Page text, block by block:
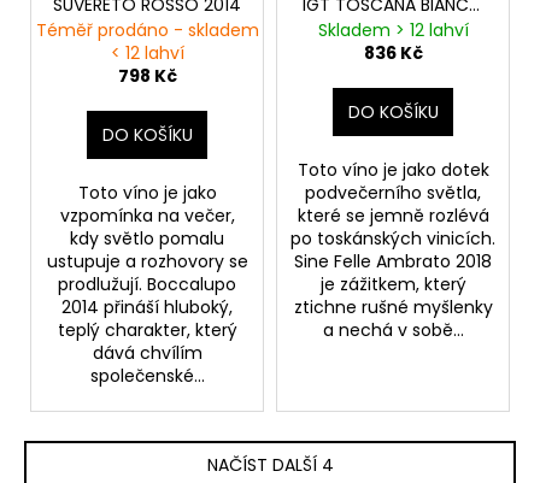
SUVERETO ROSSO 2014
Téměř prodáno - skladem
< 12 lahví
798 Kč
DO KOŠÍKU
Toto víno je jako
vzpomínka na večer,
kdy světlo pomalu
ustupuje a rozhovory se
prodlužují. Boccalupo
2014 přináší hluboký,
teplý charakter, který
dává chvílím
společenské...
M
A
IGT TOSCANA BIANCO
– 2018 BIODYNAMIC
Skladem > 12 lahví
836 Kč
DO KOŠÍKU
Toto víno je jako dotek
podvečerního světla,
které se jemně rozlévá
po toskánských vinicích.
Sine Felle Ambrato 2018
je zážitkem, který
ztichne rušné myšlenky
a nechá v sobě...
NAČÍST DALŠÍ 4